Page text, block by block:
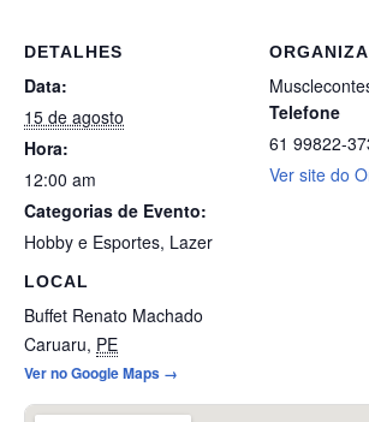
DETALHES
Data:
15 de agosto
Hora:
12:00 am
Categorias de Evento:
Hobby e Esportes, Lazer
LOCAL
Buffet Renato Machado
Caruaru, PE
Ver no Google Maps →
Telefone
61 99822-
Ver site do